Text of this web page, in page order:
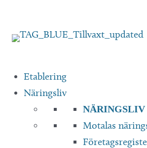
innehåll
Etablering
Näringsliv
NÄRINGSLIV
Motalas